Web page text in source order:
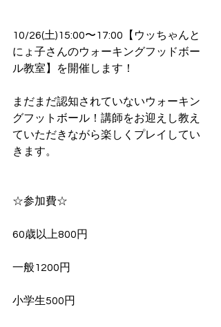
10/26(土)15:00〜17:00【ウッちゃんと
にょ子さんのウォーキングフッドボー
ル教室】を開催します！
まだまだ認知されていないウォーキン
グフットボール！講師をお迎えし教え
ていただきながら楽しくプレイしてい
きます。
☆参加費☆
60歳以上800円
一般1200円
小学生500円